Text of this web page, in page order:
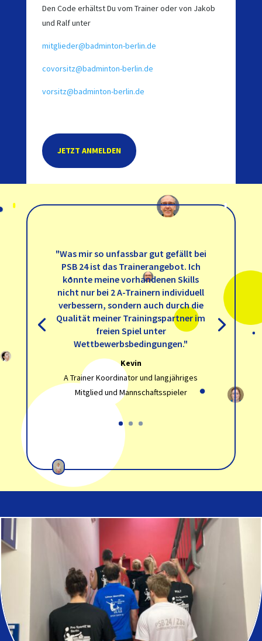
Den Code erhältst Du vom Trainer oder von Jakob
und Ralf unter
mitglieder@badminton-berlin.de
covorsitz@badminton-berlin.de
vorsitz@badminton-berlin.de
JETZT ANMELDEN
"Was mir so unfassbar gut gefällt bei
PSB 24 ist das Trainerangebot. Ich
konnte meine vorhandenen Skills
nicht nur bei 2 A-Trainern individuell
verbessern, sondern auch durch die
Qualität meiner Trainingspartner im
freien Spiel unter
Wettbewerbsbedingungen."
Kevin
A Trainer Koordinator und langjähriges
Mitglied und Mannschaftsspieler